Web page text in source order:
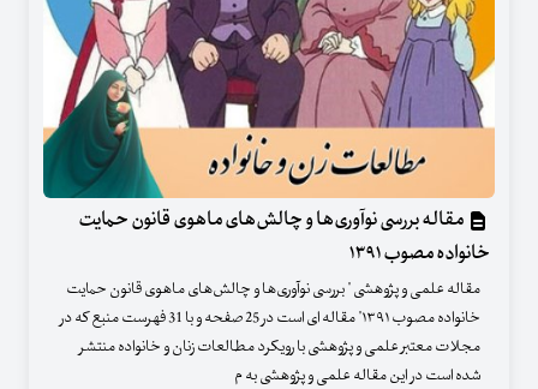
مقاله بررسی نوآوری‌ها و چالش‌های ماهوی قانون حمایت
خانواده مصوب ۱۳۹۱
مقاله علمی و پژوهشی " بررسی نوآوری‌ها و چالش‌های ماهوی قانون حمایت
خانواده مصوب ۱۳۹۱" مقاله ای است در 25 صفحه و با 31 فهرست منبع که در
مجلات معتبر علمی و پژوهشی با رویکرد مطالعات زنان و خانواده منتشر
شده است در این مقاله علمی و پژوهشی به م